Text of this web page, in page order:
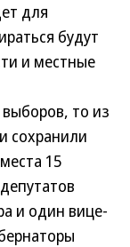
для
будут
и местные
то из
сохранили
15
и один вице-